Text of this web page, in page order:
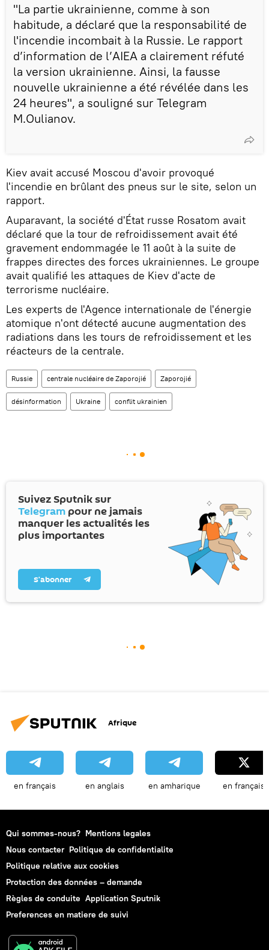
"La partie ukrainienne, comme à son
habitude, a déclaré que la responsabilité de
l'incendie incombait à la Russie. Le rapport
d’information de l’AIEA a clairement réfuté
la version ukrainienne. Ainsi, la fausse
nouvelle ukrainienne a été révélée dans les
24 heures", a souligné sur Telegram
M.Oulianov.
Kiev avait accusé Moscou d'avoir provoqué
l'incendie en brûlant des pneus sur le site, selon un
rapport.
Auparavant, la société d'État russe Rosatom avait
déclaré que la tour de refroidissement avait été
gravement endommagée le 11 août à la suite de
frappes directes des forces ukrainiennes. Le groupe
avait qualifié les attaques de Kiev d'acte de
terrorisme nucléaire.
Les experts de l'Agence internationale de l'énergie
atomique n'ont détecté aucune augmentation des
radiations dans les tours de refroidissement et les
réacteurs de la centrale.
Russie centrale nucléaire de Zaporojié Zaporojié
désinformation Ukraine conflit ukrainien
Suivez Sputnik sur
Telegram pour ne jamais
manquer les actualités les
plus importantes
S’abonner
Afrique
en français en anglais en amharique en français
Qui sommes-nous? Mentions legales
Nous contacter Politique de confidentialite
Politique relative aux cookies
Protection des données – demande
Règles de conduite Application Sputnik
Preferences en matiere de suivi